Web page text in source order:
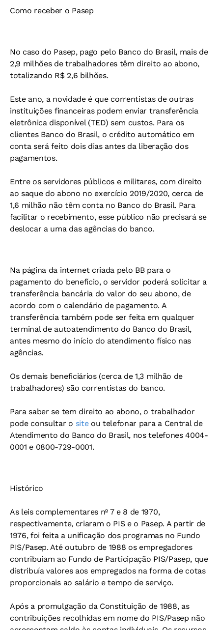
Como receber o Pasep
No caso do Pasep, pago pelo Banco do Brasil, mais de
2,9 milhões de trabalhadores têm direito ao abono,
totalizando R$ 2,6 bilhões.
Este ano, a novidade é que correntistas de outras
instituições financeiras podem enviar transferência
eletrônica disponível (TED) sem custos. Para os
clientes Banco do Brasil, o crédito automático em
conta será feito dois dias antes da liberação dos
pagamentos.
Entre os servidores públicos e militares, com direito
ao saque do abono no exercício 2019/2020, cerca de
1,6 milhão não têm conta no Banco do Brasil. Para
facilitar o recebimento, esse público não precisará se
deslocar a uma das agências do banco.
Na página da internet criada pelo BB para o
pagamento do benefício, o servidor poderá solicitar a
transferência bancária do valor do seu abono, de
acordo com o calendário de pagamento. A
transferência também pode ser feita em qualquer
terminal de autoatendimento do Banco do Brasil,
antes mesmo do início do atendimento físico nas
agências.
Os demais beneficiários (cerca de 1,3 milhão de
trabalhadores) são correntistas do banco.
Para saber se tem direito ao abono, o trabalhador
pode consultar o siteou telefonar para a Central de
Atendimento do Banco do Brasil, nos telefones 4004-
0001 e 0800-729-0001.
Histórico
As leis complementares nº 7 e 8 de 1970,
respectivamente, criaram o PIS e o Pasep. A partir de
1976, foi feita a unificação dos programas no Fundo
PIS/Pasep. Até outubro de 1988 os empregadores
contribuíam ao Fundo de Participação PIS/Pasep, que
distribuía valores aos empregados na forma de cotas
proporcionais ao salário e tempo de serviço.
Após a promulgação da Constituição de 1988, as
contribuições recolhidas em nome do PIS/Pasep não